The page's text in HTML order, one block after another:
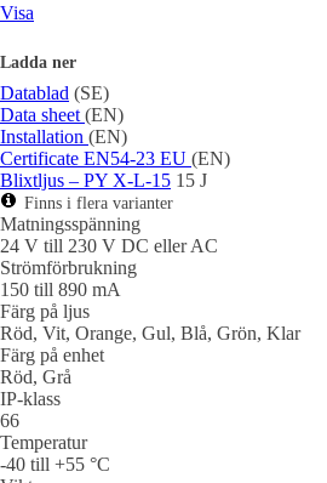
Visa
Ladda ner
Datablad (SE)
Data sheet (EN)
Installation (EN)
Certificate EN54-23 EU (EN)
Blixtljus – PY X-L-15 15 J
Finns i flera varianter
Matningsspänning
24 V till 230 V DC eller AC
Strömförbrukning
150 till 890 mA
Färg på ljus
Röd, Vit, Orange, Gul, Blå, Grön, Klar
Färg på enhet
Röd, Grå
IP-klass
66
Temperatur
-40 till +55 °C